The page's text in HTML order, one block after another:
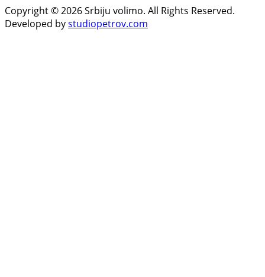
Copyright © 2026 Srbiju volimo. All Rights Reserved.
Developed bystudiopetrov.com